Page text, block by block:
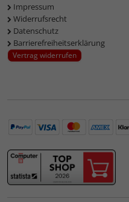
Impressum
Widerrufsrecht
Datenschutz
Barrierefreiheitserklärung
Vertrag widerrufen